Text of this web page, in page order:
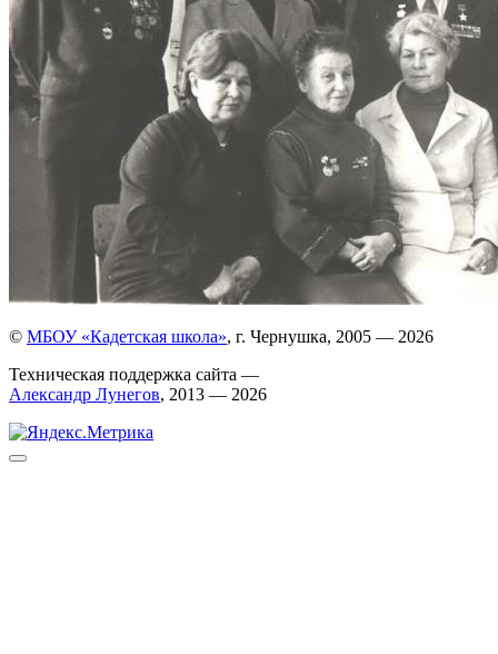
© МБОУ «Кадетская школа», г. Чернушка, 2005 — 2026
Техническая поддержка сайта —
Александр Лунегов, 2013 — 2026